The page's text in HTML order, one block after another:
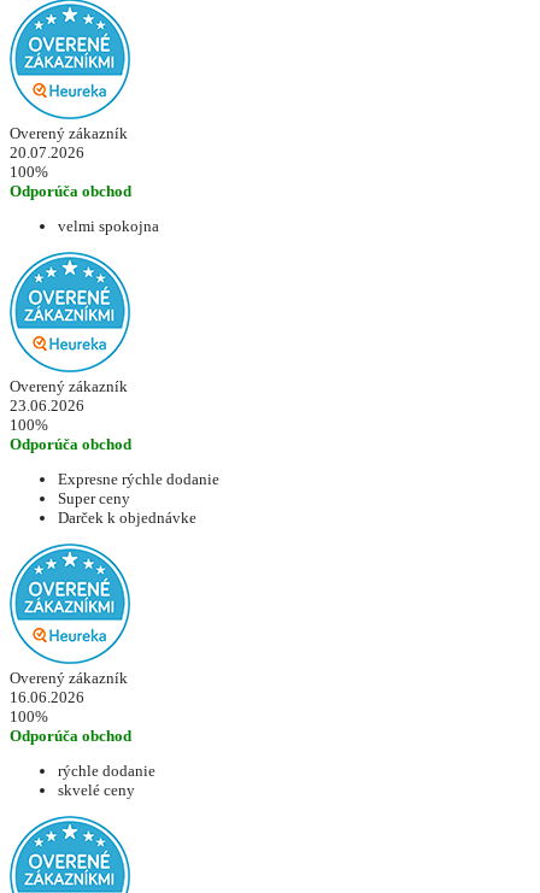
Overený zákazník
20.07.2026
100%
Odporúča obchod
velmi spokojna
Overený zákazník
23.06.2026
100%
Odporúča obchod
Expresne rýchle dodanie
Super ceny
Darček k objednávke
Overený zákazník
16.06.2026
100%
Odporúča obchod
rýchle dodanie
skvelé ceny